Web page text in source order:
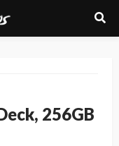
256GB